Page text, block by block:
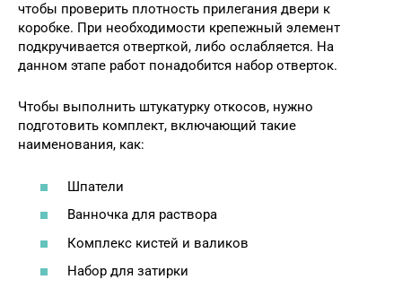
чтобы проверить плотность прилегания двери к
коробке. При необходимости крепежный элемент
подкручивается отверткой, либо ослабляется. На
данном этапе работ понадобится набор отверток.
Чтобы выполнить штукатурку откосов, нужно
подготовить комплект, включающий такие
наименования, как:
Шпатели
Ванночка для раствора
Комплекс кистей и валиков
Набор для затирки